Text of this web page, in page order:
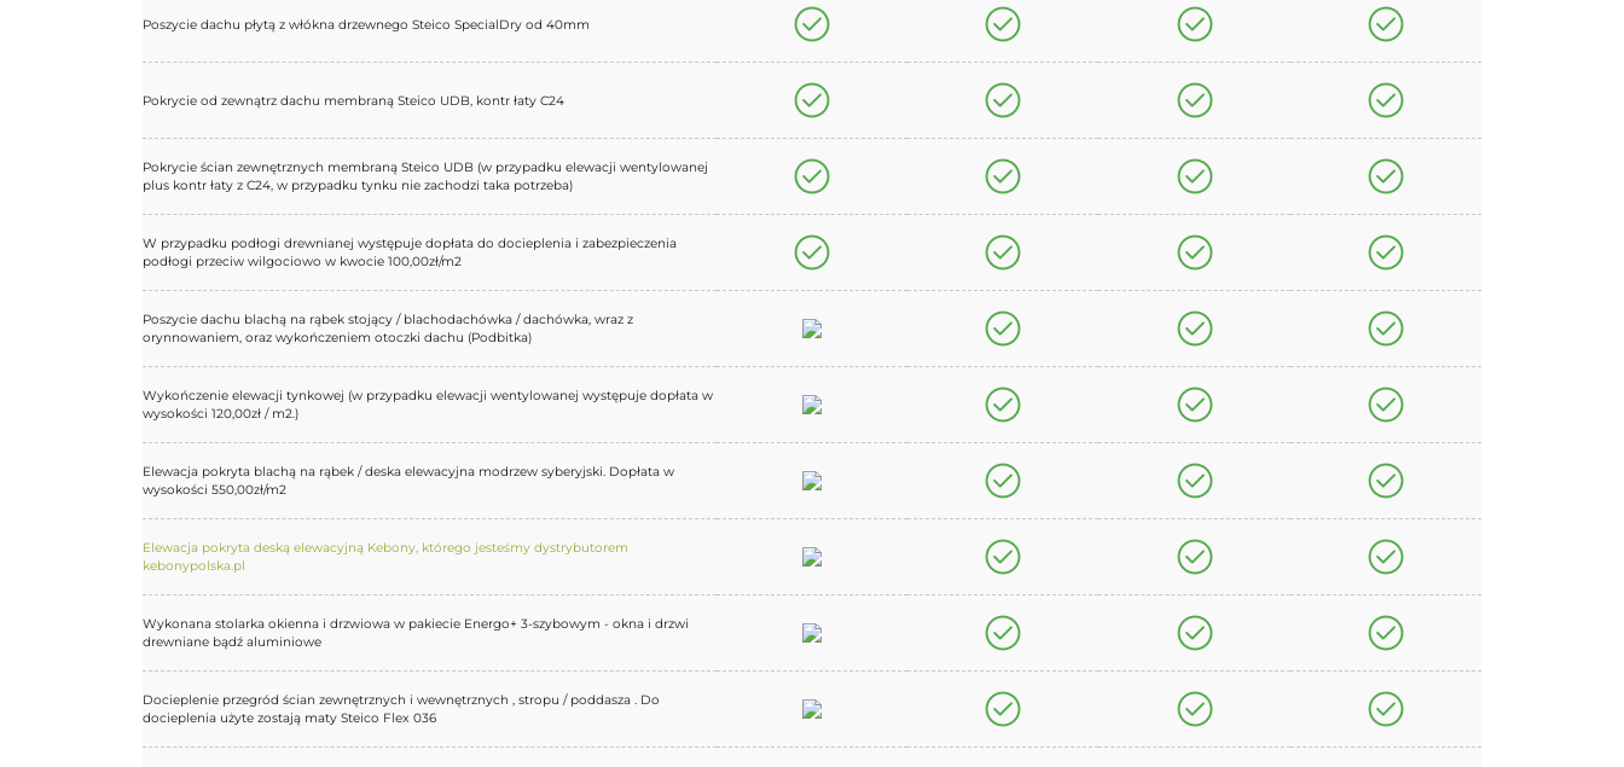
Poszycie dachu płytą z włókna drzewnego Steico SpecialDry od 40mm
Pokrycie od zewnątrz dachu membraną Steico UDB, kontr łaty C24
Pokrycie ścian zewnętrznych membraną Steico UDB (w przypadku elewacji wentylowanej
plus kontr łaty z C24, w przypadku tynku nie zachodzi taka potrzeba)
W przypadku podłogi drewnianej występuje dopłata do docieplenia i zabezpieczenia
podłogi przeciw wilgociowo w kwocie 100,00zł/m2
Poszycie dachu blachą na rąbek stojący / blachodachówka / dachówka, wraz z
orynnowaniem, oraz wykończeniem otoczki dachu (Podbitka)
Wykończenie elewacji tynkowej (w przypadku elewacji wentylowanej występuje dopłata w
wysokości 120,00zł / m2.)
Elewacja pokryta blachą na rąbek / deska elewacyjna modrzew syberyjski. Dopłata w
wysokości 550,00zł/m2
Elewacja pokryta deską elewacyjną Kebony, którego jesteśmy dystrybutorem
kebonypolska.pl
Wykonana stolarka okienna i drzwiowa w pakiecie Energo+ 3-szybowym - okna i drzwi
drewniane bądź aluminiowe
Docieplenie przegród ścian zewnętrznych i wewnętrznych , stropu / poddasza . Do
docieplenia użyte zostają maty Steico Flex 036